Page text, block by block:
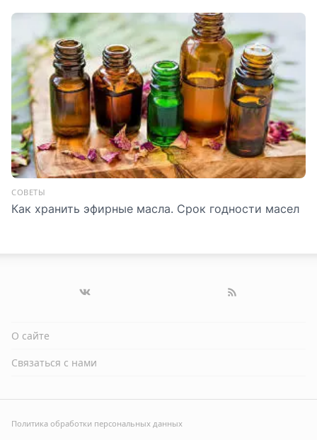
СОВЕТЫ
Как хранить эфирные масла. Срок годности масел
О сайте
Связаться с нами
Политика обработки персональных данных